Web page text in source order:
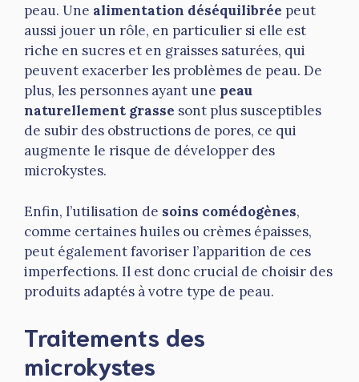
peau. Une alimentation déséquilibrée peut
aussi jouer un rôle, en particulier si elle est
riche en sucres et en graisses saturées, qui
peuvent exacerber les problèmes de peau. De
plus, les personnes ayant une peau
naturellement grasse sont plus susceptibles
de subir des obstructions de pores, ce qui
augmente le risque de développer des
microkystes.
Enfin, l’utilisation de soins comédogènes,
comme certaines huiles ou crèmes épaisses,
peut également favoriser l’apparition de ces
imperfections. Il est donc crucial de choisir des
produits adaptés à votre type de peau.
Traitements des
microkystes